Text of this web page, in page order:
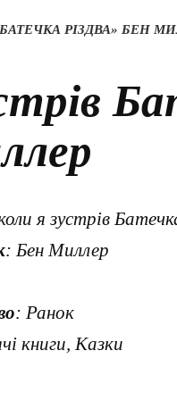
РІЗДВА» БЕН
я зустрів
: Бен Миллер
: Ранок
книги, Казки